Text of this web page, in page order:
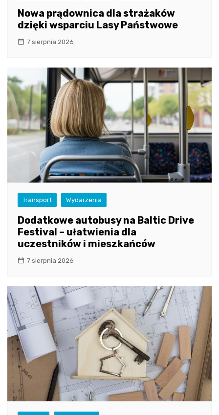
Nowa prądownica dla strażaków
dzięki wsparciu Lasy Państwowe
7 sierpnia 2026
Transport Wydarzenia
Dodatkowe autobusy na Baltic Drive
Festival – ułatwienia dla
uczestników i mieszkańców
7 sierpnia 2026